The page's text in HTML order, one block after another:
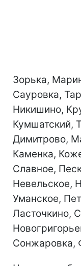
Зорька,
Сауровка,
Никишино,
Кумшатский,
Димитрово,
Каменка,
Славное,
Невельское,
Уманское,
Ласточкино,
Сонжаровка,